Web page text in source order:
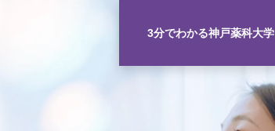
3分でわかる神戸薬科大学